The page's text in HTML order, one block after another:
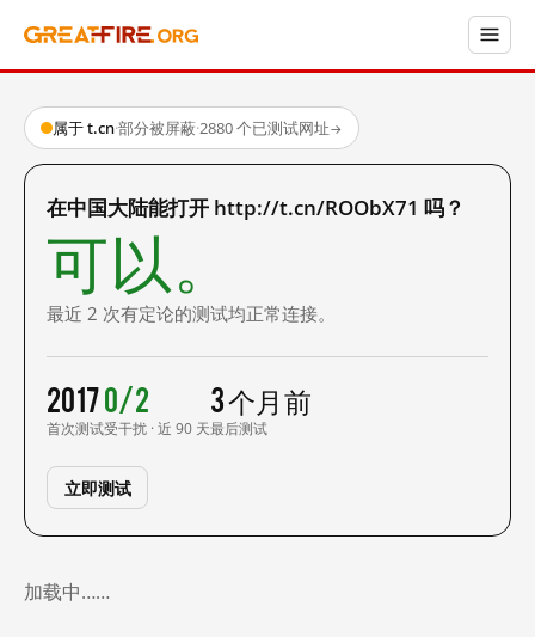
属于 t.cn·部分被屏蔽·2880 个已测试网址→
在中国大陆能打开 http://t.cn/ROObX71 吗？
可以。
最近 2 次有定论的测试均正常连接。
2017
首次测试
0/2
受干扰 · 近 90 天
3 个月前
最后测试
立即测试
加载中……